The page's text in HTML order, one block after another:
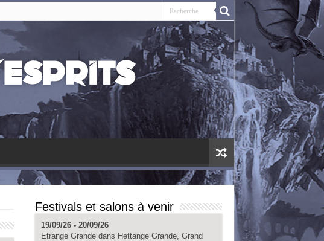
Festivals et salons à venir
19/09/26 - 20/09/26
Etrange Grande dans Hettange Grande, Grand